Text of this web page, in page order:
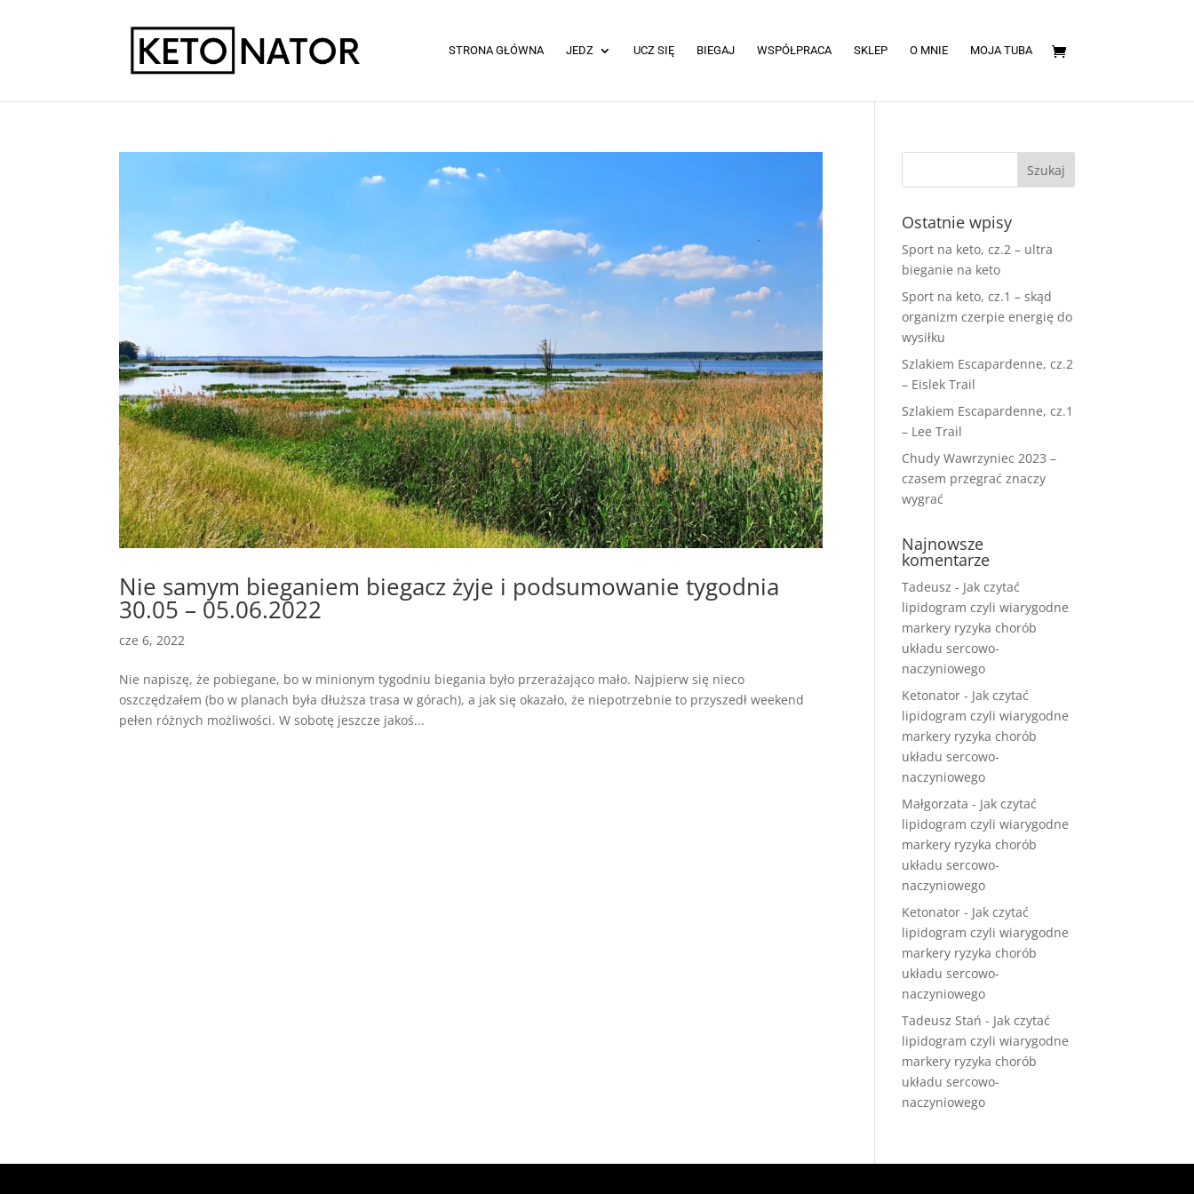
STRONA GŁÓWNA JEDZ UCZ SIĘ BIEGAJ WSPÓŁPRACA SKLEP O MNIE MOJA TUBA
Nie samym bieganiem biegacz żyje i podsumowanie tygodnia
30.05 – 05.06.2022
cze 6, 2022
Nie napiszę, że pobiegane, bo w minionym tygodniu biegania było przerażająco mało. Najpierw się nieco
oszczędzałem (bo w planach była dłuższa trasa w górach), a jak się okazało, że niepotrzebnie to przyszedł weekend
pełen różnych możliwości. W sobotę jeszcze jakoś...
Ostatnie wpisy
Sport na keto, cz.2 – ultra
bieganie na keto
Sport na keto, cz.1 – skąd
organizm czerpie energię do
wysiłku
Szlakiem Escapardenne, cz.2
– Eislek Trail
Szlakiem Escapardenne, cz.1
– Lee Trail
Chudy Wawrzyniec 2023 –
czasem przegrać znaczy
wygrać
Najnowsze
komentarze
Tadeusz - Jak czytać
lipidogram czyli wiarygodne
markery ryzyka chorób
układu sercowo-
naczyniowego
Ketonator - Jak czytać
lipidogram czyli wiarygodne
markery ryzyka chorób
układu sercowo-
naczyniowego
Małgorzata - Jak czytać
lipidogram czyli wiarygodne
markery ryzyka chorób
układu sercowo-
naczyniowego
Ketonator - Jak czytać
lipidogram czyli wiarygodne
markery ryzyka chorób
układu sercowo-
naczyniowego
Tadeusz Stań - Jak czytać
lipidogram czyli wiarygodne
markery ryzyka chorób
układu sercowo-
naczyniowego